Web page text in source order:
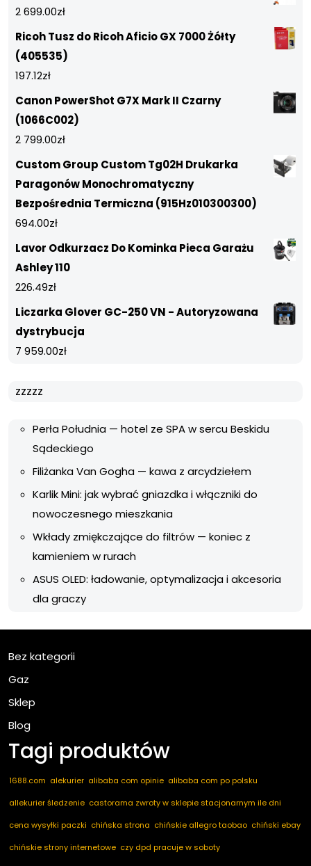
2 699.00zł
Ricoh Tusz do Ricoh Aficio GX 7000 Żółty
(405535)
197.12zł
Canon PowerShot G7X Mark II Czarny
(1066C002)
2 799.00zł
Custom Group Custom Tg02H Drukarka
Paragonów Monochromatyczny
Bezpośrednia Termiczna (915Hz010300300)
694.00zł
Lavor Odkurzacz Do Kominka Pieca Garażu
Ashley 110
226.49zł
Liczarka Glover GC-250 VN - Autoryzowana
dystrybucja
7 959.00zł
zzzzz
Perła Południa — hotel ze SPA w sercu Beskidu
Sądeckiego
Filiżanka Van Gogha — kawa z arcydziełem
Karlik Mini: jak wybrać gniazdka i włączniki do
nowoczesnego mieszkania
Wkłady zmiękczające do filtrów — koniec z
kamieniem w rurach
ASUS OLED: ładowanie, optymalizacja i akcesoria
dla graczy
Bez kategorii
Gaz
Sklep
Blog
Tagi produktów
1688.com alekurier alibaba com opinie alibaba com po polsku
allekurier śledzenie castorama zwroty w sklepie stacjonarnym ile dni
cena wysyłki paczki chińska strona chińskie allegro taobao chiński ebay
chińskie strony internetowe czy dpd pracuje w soboty